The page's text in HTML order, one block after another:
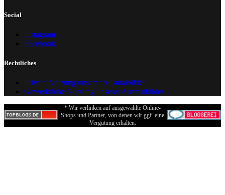
Social
Instagram
Facebook
Rechtliches
Private Nutzung unserer Ausmalbilder
Gewerbliche Nutzung unserer Ausmalbilder
* Wir verlinken auf ausgewählte Online-
Shops und Partner, von denen wir ggf. eine
Vergütung erhalten.